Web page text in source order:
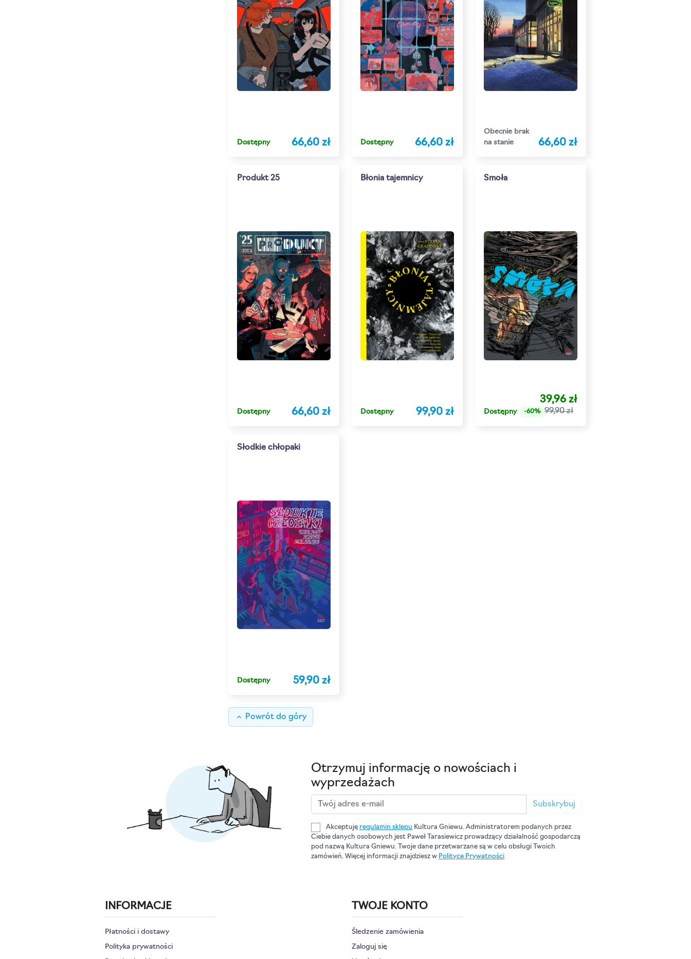
Dostępny 66,60 zł Dostępny 66,60 zł
Obecnie brak
na stanie
66,60 zł
Produkt 25
Dostępny 66,60 zł
Błonia tajemnicy
Dostępny 99,90 zł
Smoła
Dostępny
39,96 zł
99,90 zł
-60%
Słodkie chłopaki
Dostępny 59,90 zł
keyboard_arrow_up Powrót do góry
Otrzymuj informację o nowościach i
wyprzedażach
Subskrybuj
Akceptuję regulamin sklepu Kultura Gniewu. Administratorem podanych przez
Ciebie danych osobowych jest Paweł Tarasiewicz prowadzący działalność gospodarczą
pod nazwą Kultura Gniewu. Twoje dane przetwarzane są w celu obsługi Twoich
zamówień. Więcej informacji znajdziesz w Polityce Prywatności
INFORMACJE
Płatności i dostawy
Polityka prywatności
TWOJE KONTO
Śledzenie zamówienia
Zaloguj się